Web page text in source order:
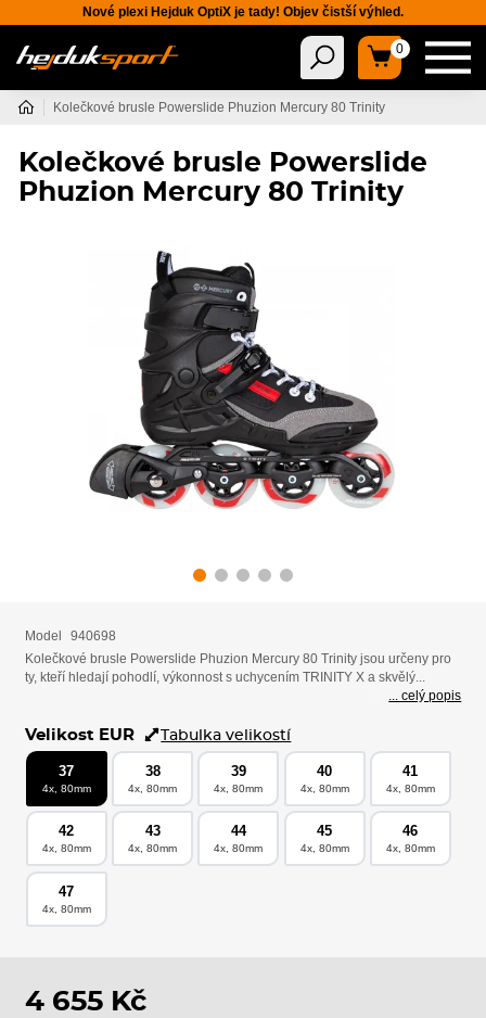
Nové plexi Hejduk OptiX je tady! Objev čistší výhled.
0
Kolečkové brusle Powerslide Phuzion Mercury 80 Trinity
Kolečkové brusle Powerslide
Phuzion Mercury 80 Trinity
Model
940698
Kolečkové brusle Powerslide Phuzion Mercury 80 Trinity jsou určeny pro
ty, kteří hledají pohodlí, výkonnost s uchycením TRINITY X a skvělý...
... celý popis
Velikost EUR Tabulka velikostí
37
4x, 80mm
38
4x, 80mm
39
4x, 80mm
40
4x, 80mm
41
4x, 80mm
42
4x, 80mm
43
4x, 80mm
44
4x, 80mm
45
4x, 80mm
46
4x, 80mm
47
4x, 80mm
4 655 Kč